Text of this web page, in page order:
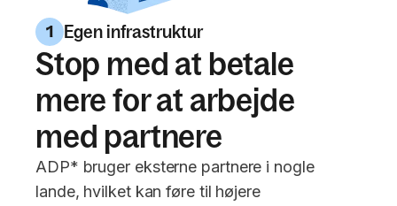
1 Egen infrastruktur
Stop med at betale
mere for at arbejde
med partnere
ADP* bruger eksterne partnere i nogle
lande, hvilket kan føre til højere